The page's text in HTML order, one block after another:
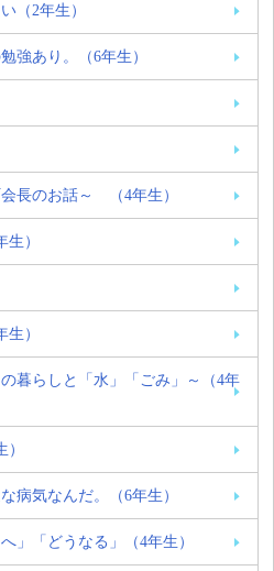
（2年生）
強あり。（6年生）
長のお話～ （4年生）
）
）
暮らしと「水」「ごみ」～（4年
病気なんだ。（6年生）
」「どうなる」（4年生）